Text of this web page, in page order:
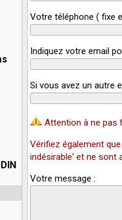
Votre téléphone ( fixe
Indiquez votre email
Si vous avez un autre
Attention à ne pas
Vérifiez également
indésirable' et ne sont
Votre message :